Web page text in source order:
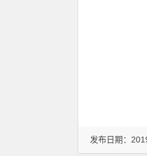
发布日期：